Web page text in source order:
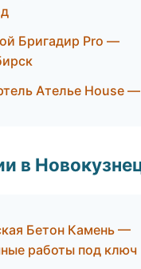
Бригадир Pro —
Ателье House
в
Бетон Камень —
работы под ключ